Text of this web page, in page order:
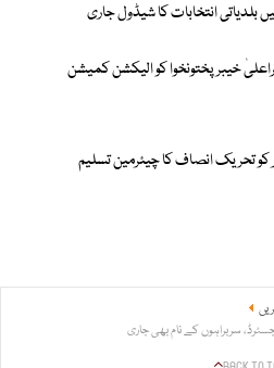
بلدیاتی انتخابات کا شیڈول جاری
خیبرپختونخوا کو الیکشن کمیشن
تحریک انصاف کا چیئرمین تسلیم
سربراہوں کے نام بھی جاری